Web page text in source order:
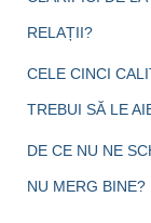
RELAȚII?
CELE CINCI
TREBUI SĂ LE
DE CE NU NE
NU MERG BINE?